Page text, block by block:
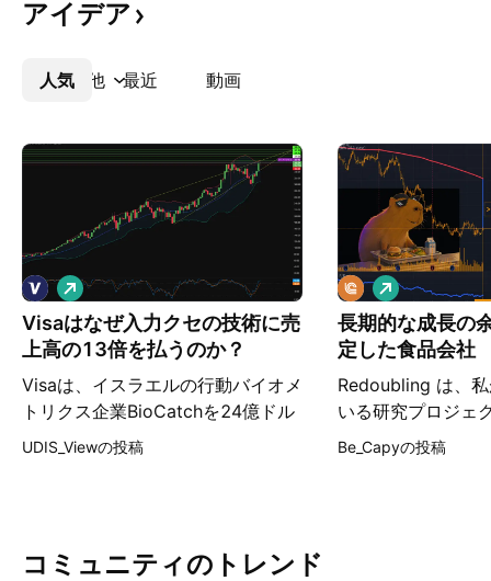
アイデア
人気 最近 動画
その他
Visaはなぜ入力クセの技術に売
上高の13倍を払うのか？
Visaは、イスラエルの行動バイオメ
トリクス企業BioCatchを24億ドル
の現金で買収することに合意しまし
期末までに完了する予定です。Visa
ロ
ン
グ
UDIS_Viewの投稿
長期的な成長の
定した食品会社
Redoubling は、
いる研究プロジェ
に答えることを目
ロ
ン
グ
Be_Capyの投稿
コミュニティのトレンド